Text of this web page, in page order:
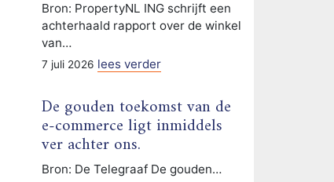
Bron: PropertyNL ING schrijft een
achterhaald rapport over de winkel
van…
7 juli 2026 lees verder
De gouden toekomst van de
e-commerce ligt inmiddels
ver achter ons.
Bron: De Telegraaf De gouden…